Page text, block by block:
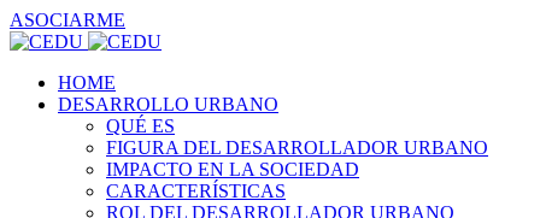
ASOCIARME
HOME
DESARROLLO URBANO
QUÉ ES
FIGURA DEL DESARROLLADOR URBANO
IMPACTO EN LA SOCIEDAD
CARACTERÍSTICAS
ROL DEL DESARROLLADOR URBANO